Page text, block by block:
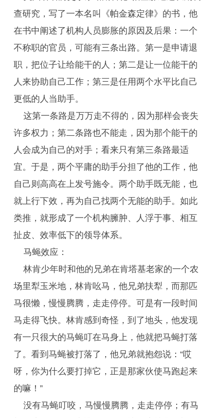
查研究，写了一本名叫《帕金森定律》的书，他
在书中阐述了机构人员膨胀的原因及后果：一个
不称职的官员，可能有三条出路。第一是申请退
职，把位子让给能干的人；第二是让一位能干的
人来协助自己工作；第三是任用两个水平比自己
更低的人当助手。
这第一条路是万万走不得的，因为那样会丧失
许多权力；第二条路也不能走，因为那个能干的
人会成为自己的对手；看来只有第三条路最适
宜。于是，两个平庸的助手分担了他的工作，他
自己则高高在上发号施令。两个助手既无能，也
就上行下效，再为自己找两个无能的助手。如此
类推，就形成了一个机构臃肿、人浮于事、相互
扯皮、效率低下的领导体系。
马蝇效应：
林肯少年时和他的兄弟在肯塔基老家的一个农
场里犁玉米地，林肯吆马，他兄弟扶犁，而那匹
马很懒，慢慢腾腾，走走停停。可是有一段时间
马走得飞快。林肯感到奇怪，到了地头，他发现
有一只很大的马蝇叮在马身上，他就把马蝇打落
了。看到马蝇被打落了，他兄弟就抱怨说：“哎
呀，你为什么要打掉它，正是那家伙使马跑起来
的嘛！”
没有马蝇叮咬，马慢慢腾腾，走走停停；有马